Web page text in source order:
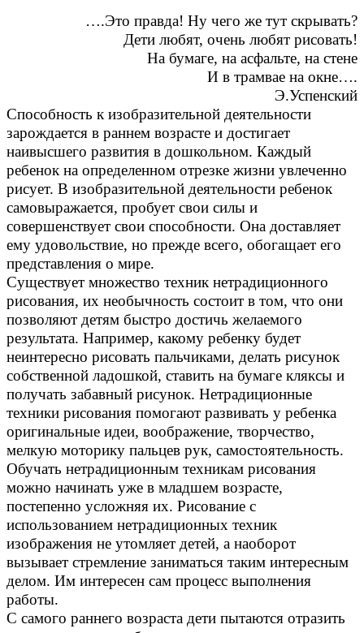
….Это правда! Ну чего же тут скрывать?
Дети любят, очень любят рисовать!
На бумаге, на асфальте, на стене
И в трамвае на окне….
Э.Успенский
Способность к изобразительной деятельности
зарождается в раннем возрасте и достигает
наивысшего развития в дошкольном. Каждый
ребенок на определенном отрезке жизни увлеченно
рисует. В изобразительной деятельности ребенок
самовыражается, пробует свои силы и
совершенствует свои способности. Она доставляет
ему удовольствие, но прежде всего, обогащает его
представления о мире.
Существует множество техник нетрадиционного
рисования, их необычность состоит в том, что они
позволяют детям быстро достичь желаемого
результата. Например, какому ребенку будет
неинтересно рисовать пальчиками, делать рисунок
собственной ладошкой, ставить на бумаге кляксы и
получать забавный рисунок. Нетрадиционные
техники рисования помогают развивать у ребенка
оригинальные идеи, воображение, творчество,
мелкую моторику пальцев рук, самостоятельность.
Обучать нетрадиционным техникам рисования
можно начинать уже в младшем возрасте,
постепенно усложняя их. Рисование с
использованием нетрадиционных техник
изображения не утомляет детей, а наоборот
вызывает стремление заниматься таким интересным
делом. Им интересен сам процесс выполнения
работы.
С самого раннего возраста дети пытаются отразить